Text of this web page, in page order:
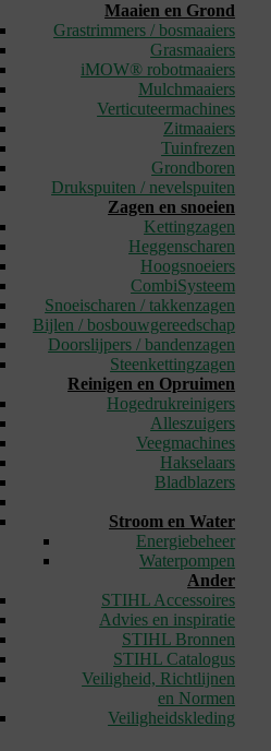
Maaien en Grond
Grastrimmers / bosmaaiers
Grasmaaiers
iMOW® robotmaaiers
Mulchmaaiers
Verticuteermachines
Zitmaaiers
Tuinfrezen
Grondboren
Drukspuiten / nevelspuiten
Zagen en snoeien
Kettingzagen
Heggenscharen
Hoogsnoeiers
CombiSysteem
Snoeischaren / takkenzagen
Bijlen / bosbouwgereedschap
Doorslijpers / bandenzagen
Steenkettingzagen
Reinigen en Opruimen
Hogedrukreinigers
Alleszuigers
Veegmachines
Hakselaars
Bladblazers
Stroom en Water
Energiebeheer
Waterpompen
Ander
STIHL Accessoires
Advies en inspiratie
STIHL Bronnen
STIHL Catalogus
Veiligheid, Richtlijnen
en Normen
Veiligheidskleding